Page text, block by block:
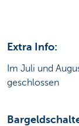
Extra Info:
Im Juli und
geschlossen